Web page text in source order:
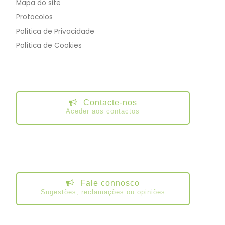
Mapa do site
Protocolos
Política de Privacidade
Política de Cookies
Contacte-nos
Aceder aos contactos
Fale connosco
Sugestões, reclamações ou opiniões